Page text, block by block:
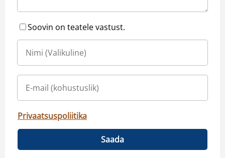
Soovin on teatele vastust.
Privaatsuspoliitika
Saada